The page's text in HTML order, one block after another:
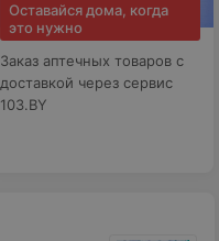
Оставайся дома, когда
это нужно
Заказ аптечных товаров с
доставкой через сервис
103.BY